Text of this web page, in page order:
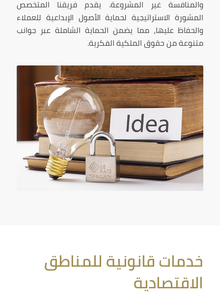
والمنافسة غير المشروعة. يقدم فريقنا المتخصص
المشورة الاستراتيجية لحماية الأصول الإبداعية للعملاء
والحفاظ عليها، مما يضمن الحماية الشاملة عبر جوانب
متنوعة من حقوق الملكية الفكرية.
خدمات قانونية للمناطق
الاقتصادية